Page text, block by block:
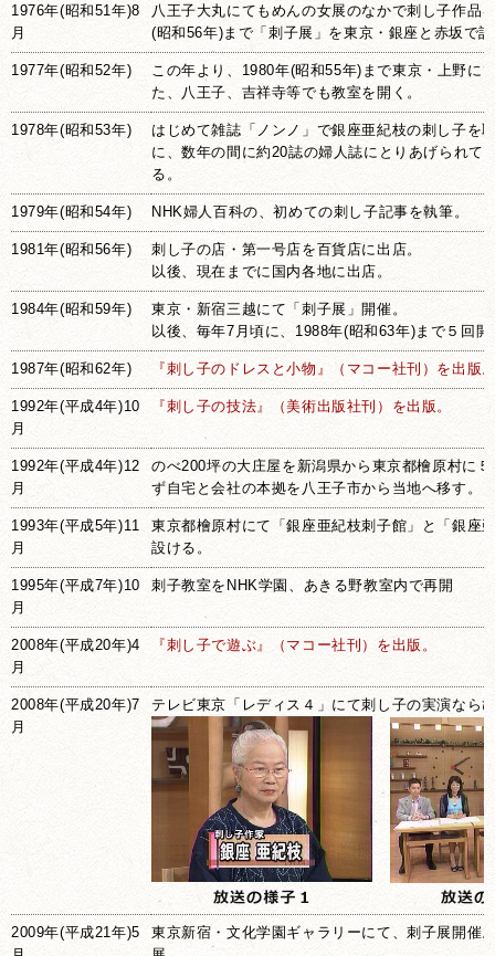
1976年(昭和51年)8
月
八王子大丸にてもめんの女展のなかで刺し子作品
(昭和56年)まで「刺子展」を東京・銀座と赤坂で
1977年(昭和52年)
この年より、1980年(昭和55年)まで東京・上野に
た、八王子、吉祥寺等でも教室を開く。
1978年(昭和53年)
はじめて雑誌「ノンノ」で銀座亜紀枝の刺し子を
に、数年の間に約20誌の婦人誌にとりあげられて
る。
1979年(昭和54年) NHK婦人百科の、初めての刺し子記事を執筆。
1981年(昭和56年)
刺し子の店・第一号店を百貨店に出店。
以後、現在までに国内各地に出店。
1984年(昭和59年)
東京・新宿三越にて「刺子展」開催。
以後、毎年7月頃に、1988年(昭和63年)まで５回開
1987年(昭和62年) 『刺し子のドレスと小物』（マコー社刊）を出版
1992年(平成4年)10
月
『刺し子の技法』（美術出版社刊）を出版。
1992年(平成4年)12
月
のべ200坪の大庄屋を新潟県から東京都檜原村に
ず自宅と会社の本拠を八王子市から当地へ移す。
1993年(平成5年)11
月
東京都檜原村にて「銀座亜紀枝刺子館」と「銀座
設ける。
1995年(平成7年)10
月
刺子教室をNHK学園、あきる野教室内で再開
2008年(平成20年)4
月
『刺し子で遊ぶ』（マコー社刊）を出版。
2008年(平成20年)7
月
テレビ東京「レディス４」にて刺し子の実演なら
2009年(平成21年)5
東京新宿・文化学園ギャラリーにて、刺子展開催